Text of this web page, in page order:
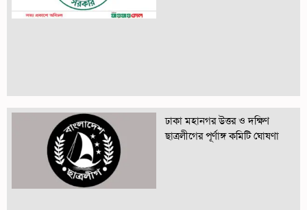
ঢাকা মহানগর উত্তর ও দক্ষিণ
ছাত্রলীগের পূর্ণাঙ্গ কমিটি ঘোষণা